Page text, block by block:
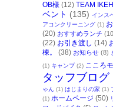
OB様 (12) TEAM
ベント (135) インス
アコンクリーニング (1)
(20) おすすめランチ
(22) お引き渡し (14)
棟。
(38) お知らせ (8)
(1) キャンプ (2) こころ
タッフブログ
ゃん
(1) はじまりの家 (1)
(1) ホームページ (50)